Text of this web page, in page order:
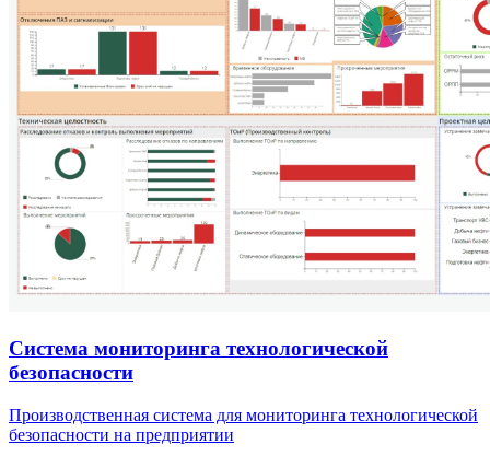
Система мониторинга технологической
безопасности
Производственная система для мониторинга технологической
безопасности на предприятии